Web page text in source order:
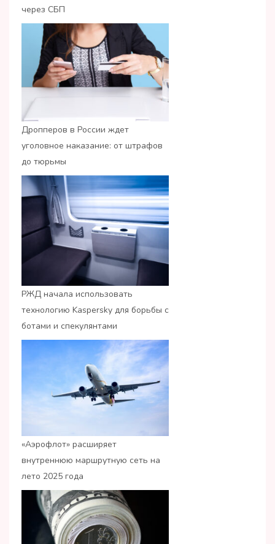
через СБП
Дропперов в России ждет
уголовное наказание: от штрафов
до тюрьмы
РЖД начала использовать
технологию Kaspersky для борьбы с
ботами и спекулянтами
«Аэрофлот» расширяет
внутреннюю маршрутную сеть на
лето 2025 года